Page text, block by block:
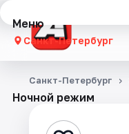
Меню
Санкт-Петербург
Концерты
Ночной режим
Санкт-Петербург